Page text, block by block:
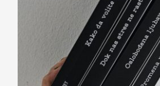
Letnji reset za dušu